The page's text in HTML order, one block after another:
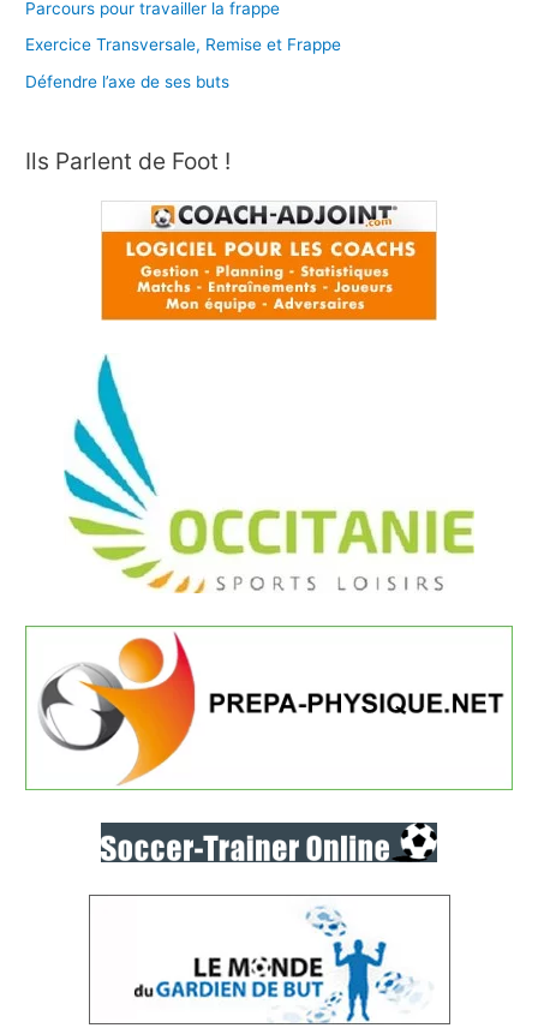
Parcours pour travailler la frappe
Exercice Transversale, Remise et Frappe
Défendre l’axe de ses buts
Ils Parlent de Foot !